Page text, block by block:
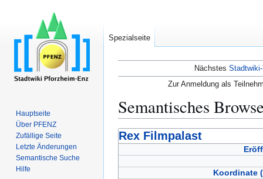
Nächstes
Zur Anmeldung als
Semantisches
Zur
Navigation
Zur
Suche
Rex Filmpalast
Koordinate
Spezialseite
Hauptseite
Über PFENZ
Zufällige Seite
Letzte Änderungen
Semantische Suche
Hilfe